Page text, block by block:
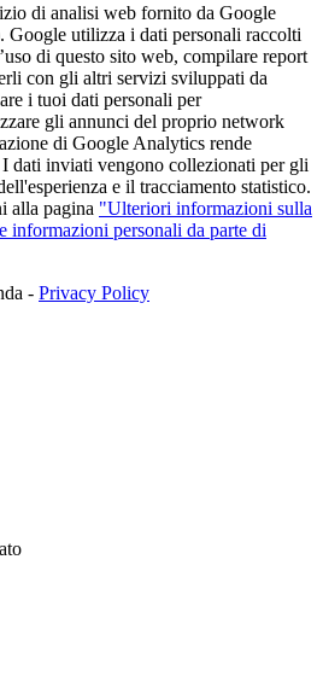
di analisi web fornito da Google
Google utilizza i dati personali raccolti
di questo sito web, compilare report
con gli altri servizi sviluppati da
i tuoi dati personali per
gli annunci del proprio network
di Google Analytics rende
dati inviati vengono collezionati per gli
e il tracciamento statistico.
alla pagina "Ulteriori informazioni sulla
informazioni personali da parte di
- Privacy Policy